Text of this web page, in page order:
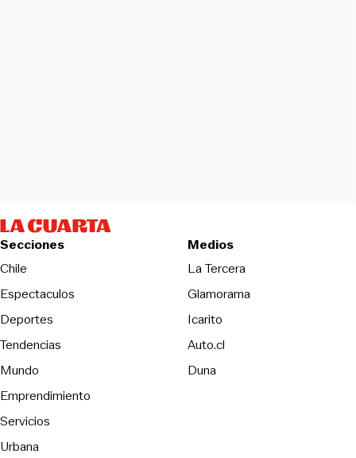
Secciones
Chile
Espectaculos
Deportes
Tendencias
Mundo
Emprendimiento
Servicios
Urbana
Medios
La TerceraOpens in new
Glamorama
Icarito
Auto.cl
DunaOpens in new window